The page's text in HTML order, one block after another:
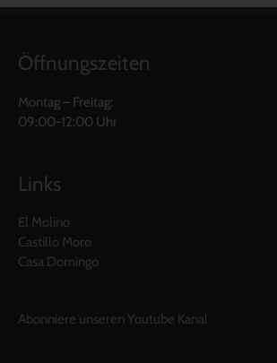
Öffnungszeiten
Montag – Freitag:
09:00-12:00 Uhr
Links
El Molino
Castillo Moro
Casa Domingo
Abonniere unseren Youtube Kanal